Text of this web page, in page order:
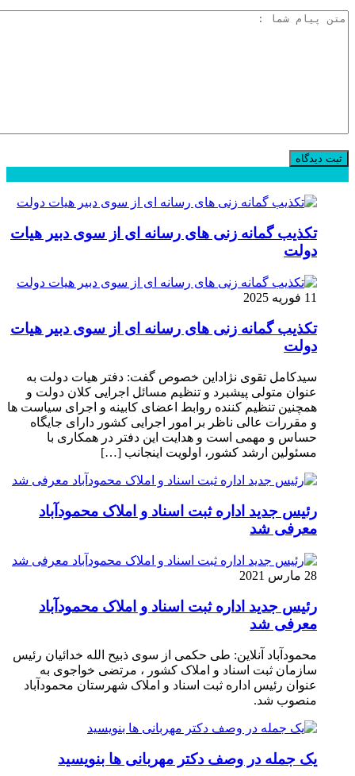
تکذیب گمانه زنی های رسانه ای از سوی دبیر هیات
دولت
11 فوریه 2025
تکذیب گمانه زنی های رسانه ای از سوی دبیر هیات
دولت
سیدکامل تقوی نژاداین خصوص گفت: دفتر هیات دولت به
عنوان متولی پیشبرد و تنظیم مسائل اجرایی کلان دولت و
همچنین تنظیم کننده روابط اعضای کابینه و اجرای سیاست ها
و مقررات عالی ناظر بر امور اجرایی کشور دارای جایگاه
حساس و مهمی است و هدایت این دفتر در همکاری با
مسئولین ارشد کشور، اولویت اینجانب […]
رئیس جدید اداره ثبت اسناد و املاک محمودآباد
معرفی شد
28 مارس 2021
رئیس جدید اداره ثبت اسناد و املاک محمودآباد
معرفی شد
محمودآباد آنلاین: طی حکمی از سوی ذبیح الله خدائیان رئیس
سازمان ثبت اسناد و املاک کشور ، مرتضی خواجوی به
عنوان رئیس اداره ثبت اسناد و املاک شهرستان محمودآباد
منصوب شد.
یک جمله در وصف دکتر مهربانی ها بنویسید